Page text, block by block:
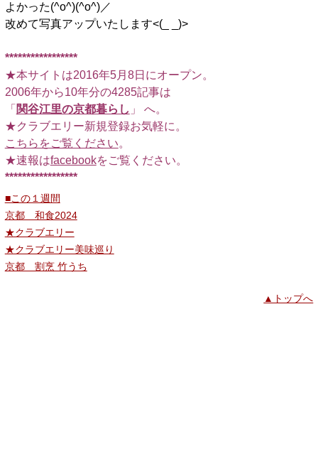
よかった(^o^)(^o^)／
改めて写真アップいたします<(_ _)>
*****************
★本サイトは2016年5月8日にオープン。
2006年から10年分の4285記事は
「 関谷江里の京都暮らし 」 へ。
★クラブエリー新規登録お気軽に。
こちらをご覧ください。
★速報はfacebookをご覧ください。
*****************
■この１週間
京都 和食2024
★クラブエリー
★クラブエリー美味巡り
京都 割烹 竹うち
▲トップへ